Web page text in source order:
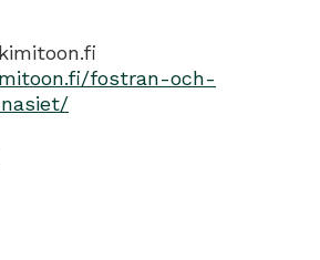
fostran-och-